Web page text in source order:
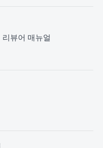
리뷰어 매뉴얼